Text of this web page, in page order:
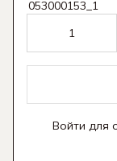
Войти для